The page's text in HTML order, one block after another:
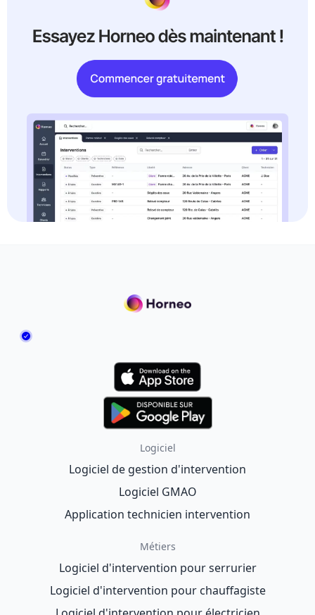
Logiciel
Logiciel de gestion d'intervention
Logiciel GMAO
Application technicien intervention
Métiers
Logiciel d'intervention pour serrurier
Logiciel d'intervention pour chauffagiste